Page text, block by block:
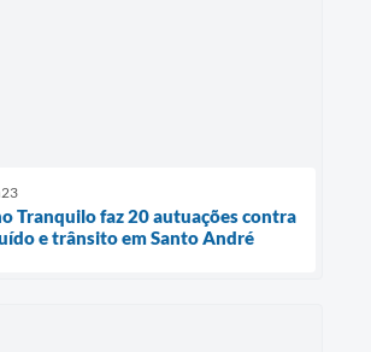
Tranquilo faz 20 autuações contra
e trânsito em Santo André